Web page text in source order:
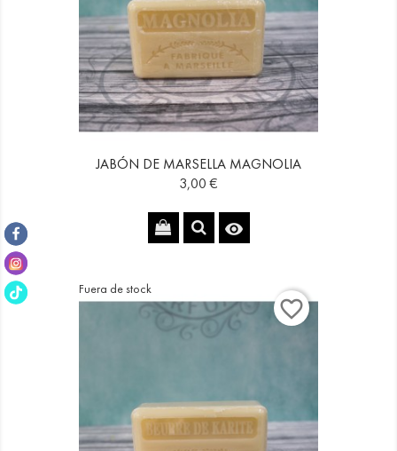
JABÓN DE MARSELLA MAGNOLIA
Precio
3,00 €

Fuera de stock
favorite_border